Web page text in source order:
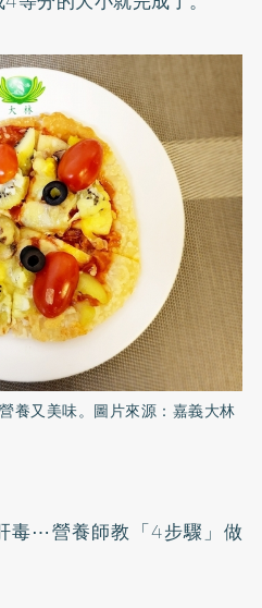
養又美味。圖片來源：嘉義大林
毒⋯營養師教「4步驟」做